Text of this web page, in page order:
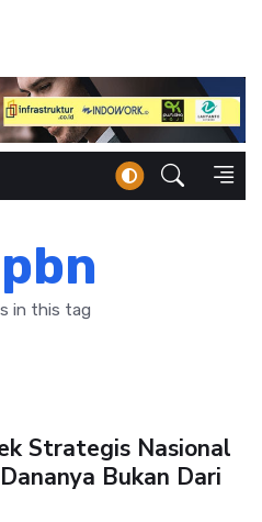
in this tag
Strategis Nasional
Bukan Dari